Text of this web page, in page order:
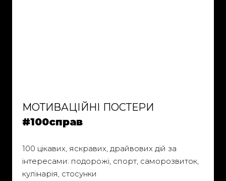
МОТИВАЦІЙНІ ПОСТЕРИ
#100справ
100 цікавих, яскравих, драйвових дій за
інтересами: подорожі, спорт, саморозвиток,
кулінарія, стосунки